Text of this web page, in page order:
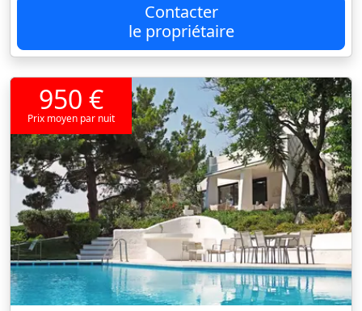
Contacter
le propriétaire
950 €
Prix moyen par nuit